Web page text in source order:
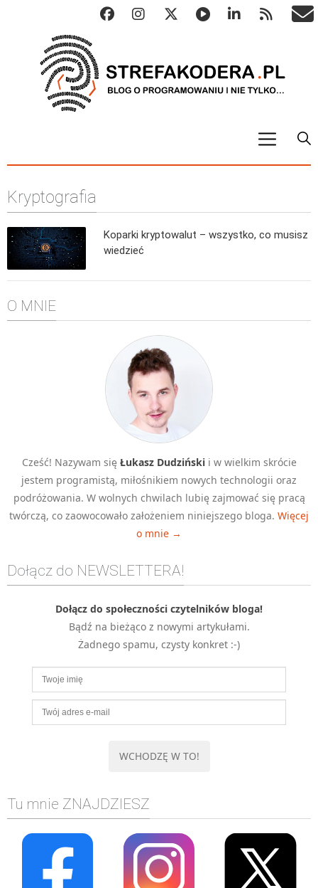
Metody numeryczne
Algorytmy wyszukiwania
Inne
C++
Elementarz Java
Pascal
HTML 5
CSS 3
Django
PHP
WordPress
MOBILE
Android
KONTROLA WERSJI
SQL
TESTOWANIE
SIECI
WYDARZENIA
BIZNES
Kryptografia
Koparki kryptowalut – wszystko, co musisz
wiedzieć
O MNIE
Cześć! Nazywam się Łukasz Dudzińskii w wielkim skrócie
jestem programistą, miłośnikiem nowych technologii oraz
podróżowania. W wolnych chwilach lubię zajmować się pracą
twórczą, co zaowocowało założeniem niniejszego bloga. Więcej
o mnie →
Dołącz do NEWSLETTERA!
Dołącz do społeczności czytelników bloga!
Bądź na bieżąco z nowymi artykułami.
Żadnego spamu, czysty konkret :-)
Tu mnie ZNAJDZIESZ